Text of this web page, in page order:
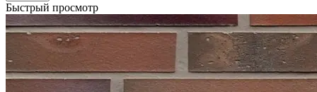
Быстрый просмотр